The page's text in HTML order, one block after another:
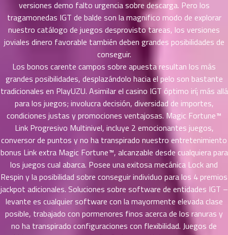
versiones demo falto urgencia sobre descarga. Pero los
tragamonedas IGT de balde son la magnifico modo de explorar
nuestro catálogo de juegos desprovisto tareas, los versiones
joviales dinero favorable también deben grandes posibilidades de
conseguir.
Los bonos carente campos sobre apuesta resultan los más
grandes posibilidades, desplazándolo hacia el pelo son bastante
tradicionales en PlayUZU. Asimilar el casino IGT óptimo irí¡ más allá
para los juegos; involucra decisión, diversidad de importes,
condiciones justas y promociones ventajosas. Magic Fortune™
Link Progresivo Multinivel, incluye 2 emocionantes juegos,
conversor de puntos y no ha transpirado nuestro entretenimiento
bonus Link extra Magic Fortune™, alcanzable desde cualquiera para
los juegos cual abarca. Posee una exitosa mecánica Lock and
Respin y la posibilidad sobre conseguir individuo para los 4 premios
jackpot adicionales. Soluciones sobre software de entidades IGT –
levante es cualquier software con la mayormente elevada clase
posible, trabajado con pormenores finos acerca de los ranuras y
no ha transpirado configuraciones con flexibilidad. Juegos de
80
ตอน
ที่
81
ตอน
ที่
82
ตอน
ที่
น
83
ตอน
ที่
น
84
ตอน
ที่